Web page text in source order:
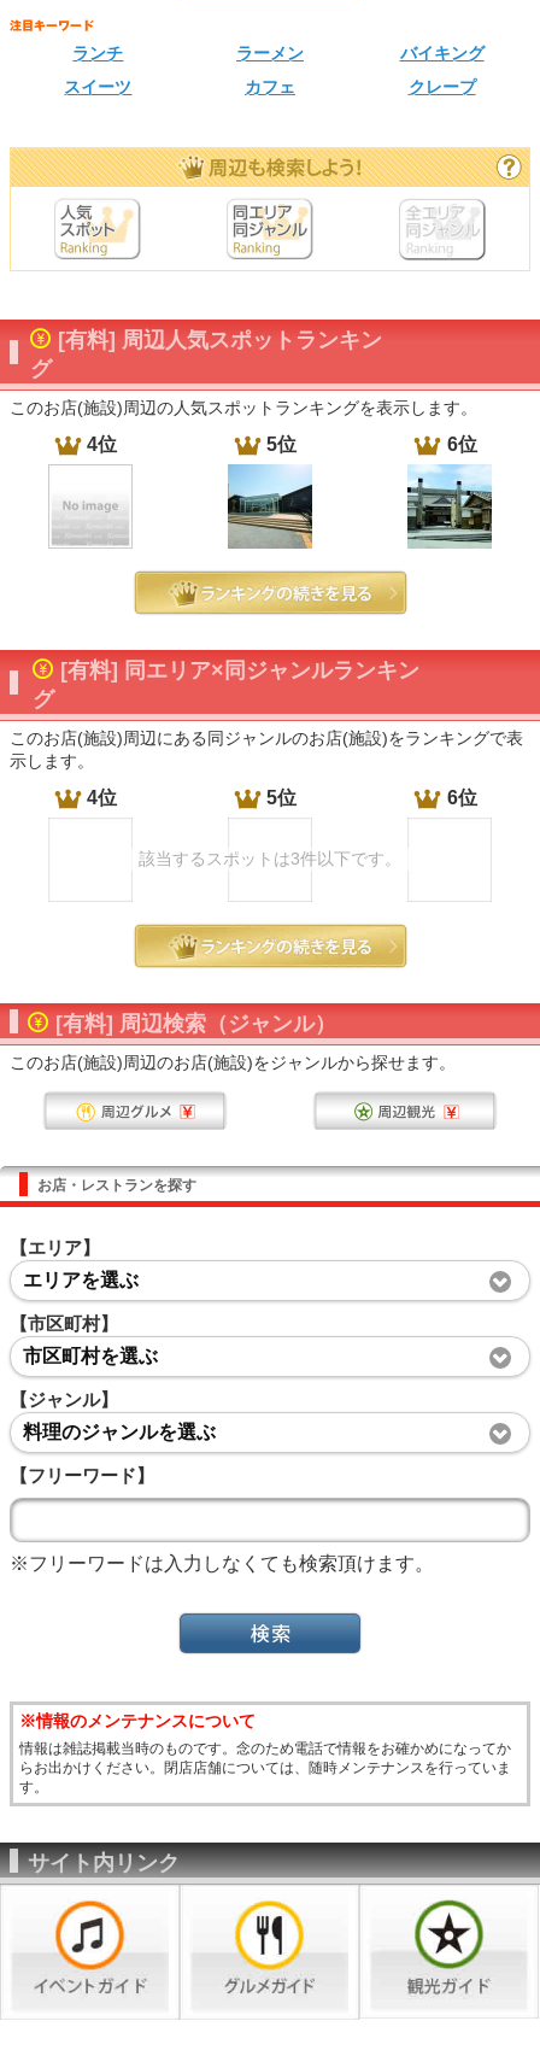
ランチ ラーメン
バイキング
スイーツ
カフェ クレープ
[有料] 周辺人気スポットランキン
グ
このお店(施設)周辺の人気スポットランキングを表示します。
4位 5位 6位
[有料] 同エリア×同ジャンルランキン
グ
このお店(施設)周辺にある同ジャンルのお店(施設)をランキングで表
示します。
4位 5位 6位
該当するスポットは3件以下です。
[有料] 周辺検索（ジャンル）
このお店(施設)周辺のお店(施設)をジャンルから探せます。
お店・レストランを探す
【エリア】
エリアを選ぶ
【市区町村】
市区町村を選ぶ
【ジャンル】
料理のジャンルを選ぶ
【フリーワード】
※フリーワードは入力しなくても検索頂けます。
※情報のメンテナンスについて
情報は雑誌掲載当時のものです。念のため電話で情報をお確かめになってか
らお出かけください。閉店店舗については、随時メンテナンスを行っていま
す。
サイト内リンク